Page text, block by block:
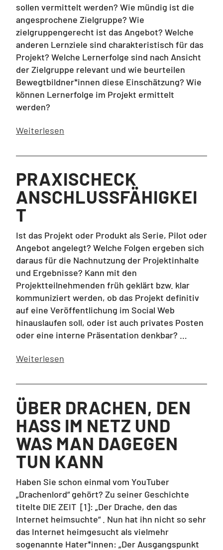
sollen vermittelt werden? Wie mündig ist die
angesprochene Zielgruppe? Wie
zielgruppengerecht ist das Angebot? Welche
anderen Lernziele sind charakteristisch für das
Projekt? Welche Lernerfolge sind nach Ansicht
der Zielgruppe relevant und wie beurteilen
Bewegtbildner*innen diese Einschätzung? Wie
können Lernerfolge im Projekt ermittelt
werden?
Weiterlesen
PRAXISCHECK
ANSCHLUSSFÄHIGKEI
T
Ist das Projekt oder Produkt als Serie, Pilot oder
Angebot angelegt? Welche Folgen ergeben sich
daraus für die Nachnutzung der Projektinhalte
und Ergebnisse? Kann mit den
Projektteilnehmenden früh geklärt bzw. klar
kommuniziert werden, ob das Projekt definitiv
auf eine Veröffentlichung im Social Web
hinauslaufen soll, oder ist auch privates Posten
oder eine interne Präsentation denkbar? …
Weiterlesen
ÜBER DRACHEN, DEN
HASS IM NETZ UND
WAS MAN DAGEGEN
TUN KANN
Haben Sie schon einmal vom YouTuber
„Drachenlord“ gehört? Zu seiner Geschichte
titelte DIE ZEIT [1]: „Der Drache, den das
Internet heimsuchte“ . Nun hat ihn nicht so sehr
das Internet heimgesucht als vielmehr
sogenannte Hater*innen: „Der Ausgangspunkt